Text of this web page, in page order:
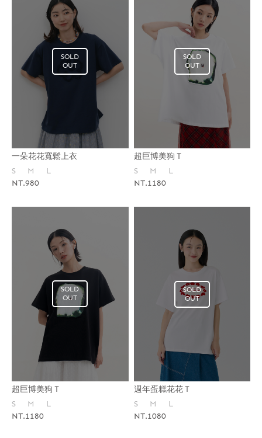
SOLD
OUT
一朵花花寬鬆上衣
S
M
L
NT.980
SOLD
OUT
超巨博美狗Ｔ
S
M
L
NT.1180
SOLD
OUT
超巨博美狗Ｔ
S
M
L
NT.1180
SOLD
OUT
週年蛋糕花花Ｔ
S
M
L
NT.1080